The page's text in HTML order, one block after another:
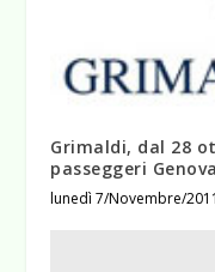
Grimaldi, dal 28
passeggeri
lunedì 7/Novembre/2011